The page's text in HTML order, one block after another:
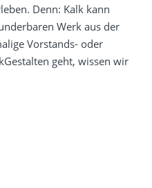
Denn: Kalk kann
Werk aus der
Vorstands- oder
geht, wissen wir